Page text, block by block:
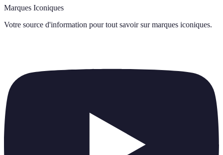
Marques Iconiques
Votre source d'information pour tout savoir sur marques iconiques.